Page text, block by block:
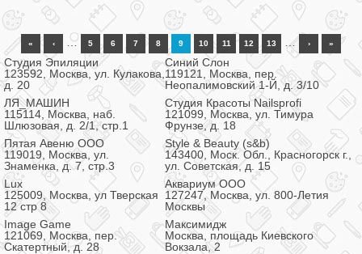
« ‹ … 5 6 7 8 9 10 11 12 13 … › »
Студия Эпиляции
123592, Москва, ул. Кулакова,
д. 20
Синий Слон
119121, Москва, пер.
Неопалимовский 1-Й, д. 3/10
ЛЯ_МАШИН
115114, Москва, наб.
Шлюзовая, д. 2/1, стр.1
Студия Красоты Nailsprofi
121099, Москва, ул. Тимура
Фрунзе, д. 18
Пятая Авеню ООО
119019, Москва, ул.
Знаменка, д. 7, стр.3
Style & Beauty (s&b)
143400, Моск. Обл., Красногорск г.,
ул. Советская, д. 15
Lux
125009, Москва, ул Тверская
12 стр 8
Аквариум ООО
127247, Москва, ул. 800-Летия
Москвы
Image Game
121069, Москва, пер.
Скатертный, д. 28
Максимидж
Москва, площадь Киевского
Вокзала, 2